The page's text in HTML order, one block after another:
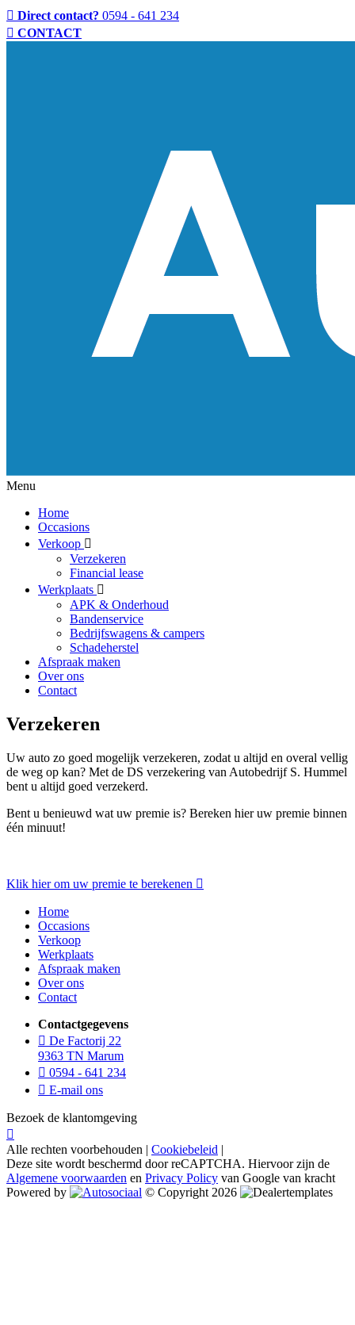
Direct contact? 0594 - 641 234
CONTACT
Menu
Home
Occasions
Verkoop
Verzekeren
Financial lease
Werkplaats
APK & Onderhoud
Bandenservice
Bedrijfswagens & campers
Schadeherstel
Afspraak maken
Over ons
Contact
Verzekeren
Uw auto zo goed mogelijk verzekeren, zodat u altijd en overal vellig
de weg op kan? Met de DS verzekering van Autobedrijf S. Hummel
bent u altijd goed verzekerd.
Bent u benieuwd wat uw premie is? Bereken hier uw premie binnen
één minuut!
Klik hier om uw premie te berekenen
Home
Occasions
Verkoop
Werkplaats
Afspraak maken
Over ons
Contact
Contactgegevens
De Factorij 22
9363 TN Marum
0594 - 641 234
E-mail ons
Bezoek de klantomgeving
Alle rechten voorbehouden | Cookiebeleid |
Deze site wordt beschermd door reCAPTCHA. Hiervoor zijn de
Algemene voorwaarden en Privacy Policy van Google van kracht
Powered by
© Copyright 2026